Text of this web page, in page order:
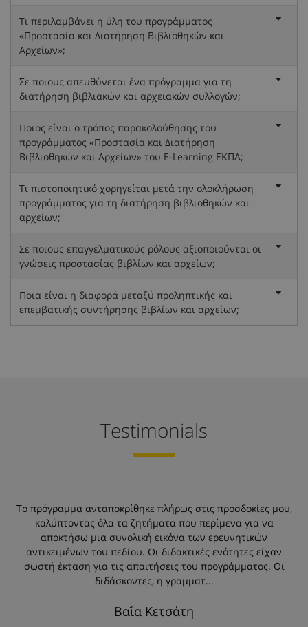
Τι περιλαμβάνει η ύλη του προγράμματος
«Προστασία και Διατήρηση Βιβλιοθηκών και
Αρχείων»;
Σε ποιους απευθύνεται ένα πρόγραμμα για τη
διατήρηση βιβλιακών και αρχειακών συλλογών;
Ποιος είναι ο τρόπος παρακολούθησης του
προγράμματος «Προστασία και Διατήρηση
Βιβλιοθηκών και Αρχείων» του E-Learning ΕΚΠΑ;
Τι πιστοποιητικό χορηγείται μετά την ολοκλήρωση
προγράμματος για τη διατήρηση βιβλιοθηκών και
αρχείων;
Σε ποιους επαγγελματικούς ρόλους αξιοποιούνται οι
γνώσεις προστασίας βιβλίων και αρχείων;
Ποια είναι η διαφορά μεταξύ προληπτικής και
επεμβατικής συντήρησης βιβλίων και αρχείων;
Testimonials
Το πρόγραμμα ανταποκρίθηκε πλήρως στις προσδοκίες μου,
καλύπτοντας όλα τα ζητήματα που περίμενα για να
αποκτήσω μια συνολική εικόνα των ερευνητικών
αντικειμένων του πεδίου. Οι διδακτικές ενότητες είχαν
σωστή έκταση για τις απαιτήσεις του προγράμματος. Οι
διδάσκοντες, η γραμματ...
Βαΐα Κετσάτη